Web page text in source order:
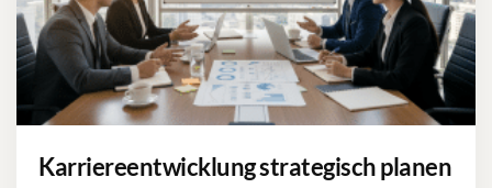
Karriereentwicklung strategisch planen